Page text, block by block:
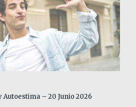
Autoestima – 20 Junio 2026